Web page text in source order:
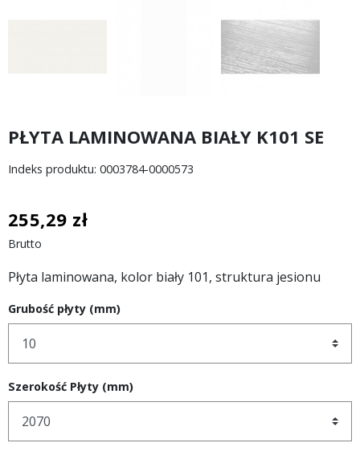
PŁYTA LAMINOWANA BIAŁY K101 SE
Indeks produktu: 0003784-0000573
255,29 zł
Brutto
Płyta laminowana, kolor biały 101, struktura jesionu
Grubość płyty (mm)
Szerokość Płyty (mm)